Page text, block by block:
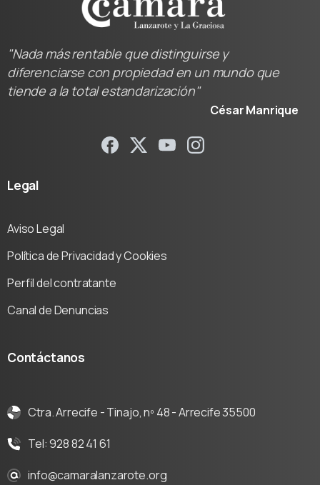
"Nada más rentable que distinguirse y
diferenciarse con propiedad en un mundo que
tiende a la total estandarización"
César Manrique
Legal
Aviso Legal
Política de Privacidad y Cookies
Perfil del contratante
Canal de Denuncias
Contáctanos
Ctra. Arrecife - Tinajo, nº 48 - Arrecife 35500
Tel: 928 82 41 61
info@camaralanzarote.org